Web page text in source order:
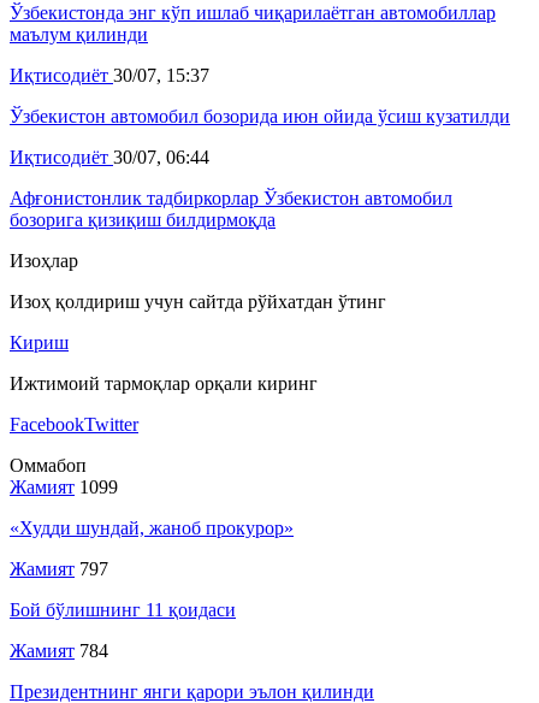
Ўзбекистонда энг кўп ишлаб чиқарилаётган автомобиллар
маълум қилинди
Иқтисодиёт 30/07, 15:37
Ўзбекистон автомобил бозорида июн ойида ўсиш кузатилди
Иқтисодиёт 30/07, 06:44
Афғонистонлик тадбиркорлар Ўзбекистон автомобил
бозорига қизиқиш билдирмоқда
Изоҳлар
Изоҳ қолдириш учун сайтда рўйхатдан ўтинг
Кириш
Ижтимоий тармоқлар орқали киринг
FacebookTwitter
Оммабоп
Жамият 1099
«Худди шундай, жаноб прокурор»
Жамият 797
Бой бўлишнинг 11 қоидаси
Жамият 784
Президентнинг янги қарори эълон қилинди